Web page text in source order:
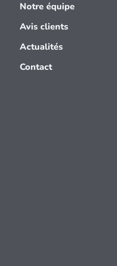
Notre équipe
Avis clients
Actualités
ContactEXCLUSIVITE –
830